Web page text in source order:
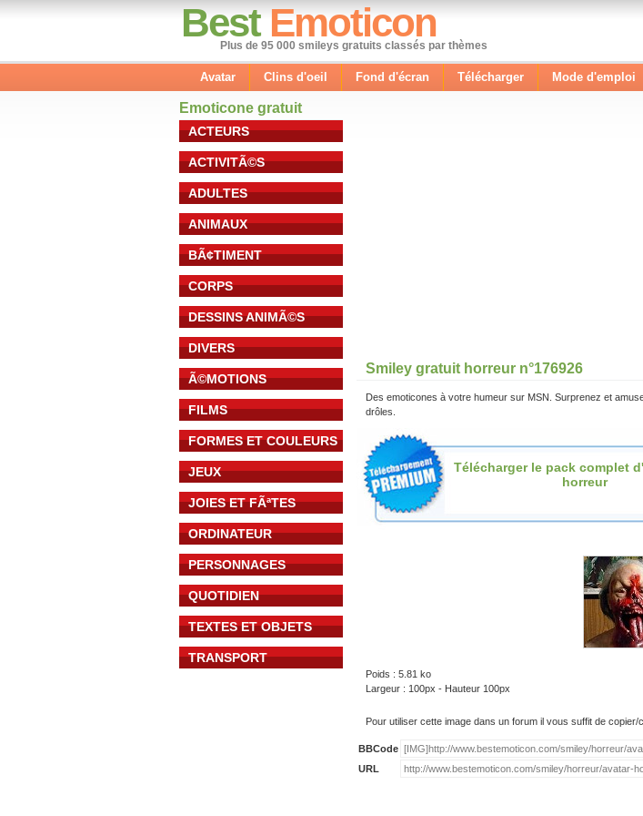
Best Emoticon
Plus de 95 000 smileys gratuits classés par thèmes
Avatar Clins d'oeil Fond d'écran Télécharger Mode d'emploi
Emoticone gratuit
ACTEURS
ACTIVITÃ©S
ADULTES
ANIMAUX
BÃ¢TIMENT
CORPS
DESSINS ANIMÃ©S
DIVERS
Ã©MOTIONS
FILMS
FORMES ET COULEURS
JEUX
JOIES ET FÃªTES
ORDINATEUR
PERSONNAGES
QUOTIDIEN
TEXTES ET OBJETS
TRANSPORT
Smiley gratuit horreur n°176926
Des emoticones à votre humeur sur MSN. Surprenez et
drôles.
Télécharger le pack complet
horreur
Poids : 5.81 ko
Largeur : 100px - Hauteur 100px
Pour utiliser cette image dans un forum il vous suffit de
BBCode
URL